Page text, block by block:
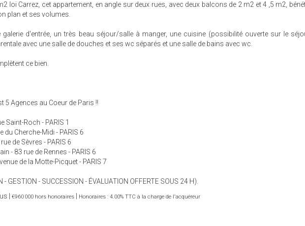
loi Carrez, cet appartement, en angle sur deux rues, avec deux balcons de 2 m2 et 4 ,5 m2,
plan et ses volumes.
d'entrée, un très beau séjour/salle à manger, une cuisine (possibilité ouverte sur le
avec une salle de douches et ses wc séparés et une salle de bains avec wc.
ce bien.
5 Agences au Coeur de Paris !!
Saint-Roch - PARIS 1
du Cherche-Midi - PARIS 6
de Sèvres - PARIS 6
- 83 rue de Rennes - PARIS 6
de la Motte-Picquet - PARIS 7
- GESTION - SUCCESSION - ÉVALUATION OFFERTE SOUS 24 H).
€960 000 hors honoraires Honoraires : 4.00% TTC à la charge de l'acquéreur